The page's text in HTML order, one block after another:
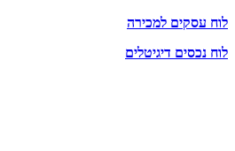
לוח עסקים למכירה
לוח נכסים דיגיטלים